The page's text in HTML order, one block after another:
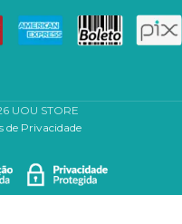
UOU STORE
de Privacidade